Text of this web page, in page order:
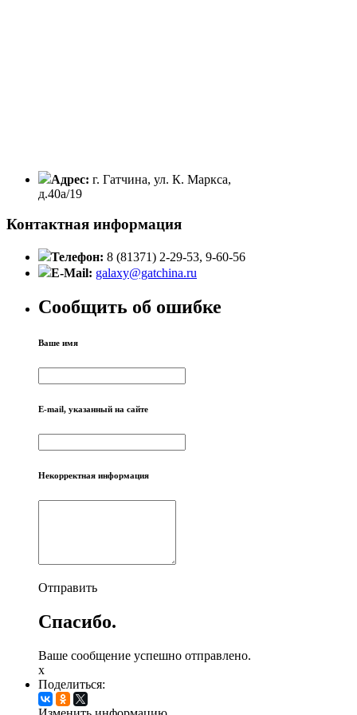
Адрес: г. Гатчина, ул. К. Маркса,
д.40а/19
Контактная информация
Телефон: 8 (81371) 2-29-53, 9-60-56
E-Mail: galaxy@gatchina.ru
Сообщить об ошибке
Ваше имя
E-mail, указанный на сайте
Некорректная информация
Отправить
Спасибо.
Ваше сообщение успешно отправлено.
x
Поделиться: